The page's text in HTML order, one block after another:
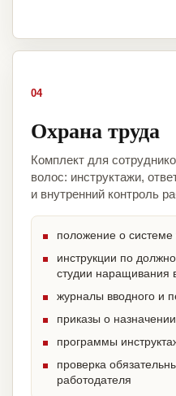
04
Охрана труда
Комплект для
волос: инструктажи,
и внутренний контроль
положение о системе
инструкции по
студии наращивания
журналы вводного и
приказы о
программы
проверка
работодателя